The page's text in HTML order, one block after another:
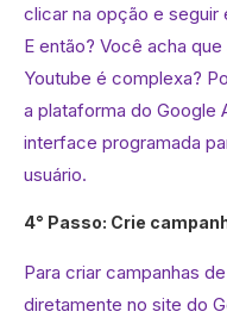
clicar na opção e seguir
E então? Você acha
Youtube é complexa?
a plataforma do Google
interface programada
usuário.
4° Passo: Crie
Para criar campanhas
diretamente no site do